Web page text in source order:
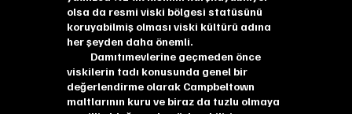
olsa da resmi viski bölgesi statüsünü
koruyabilmiş olması viski kültürü adına
her şeyden daha önemli.
Damıtımevlerine geçmeden önce
viskilerin tadı konusunda genel bir
değerlendirme olarak Campbeltown
maltlarının kuru ve biraz da tuzlu olmaya